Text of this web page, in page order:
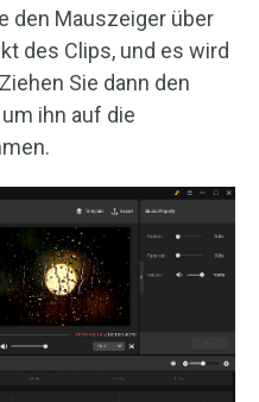
den Mauszeiger über
des Clips, und es wird
Sie dann den
ihn auf die